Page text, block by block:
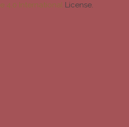
4.0 International License.